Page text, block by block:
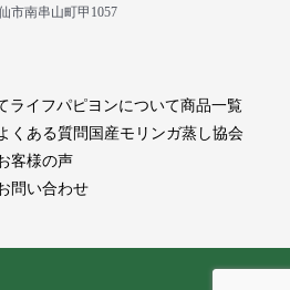
市南串山町甲1057
ライフパピヨンについて商品一覧
くある質問
客様の声
国産モリンガ蒸し協会
問い合わせ